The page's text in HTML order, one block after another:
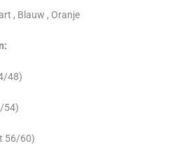
, Blauw , Oranje
48)
54)
56/60)